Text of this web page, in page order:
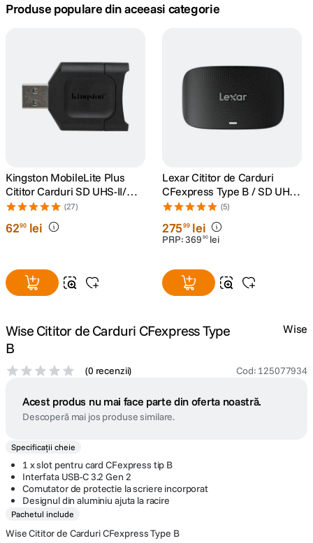
lavaliera
7. card memorie
ulanzi
10. godox
Produse populare din aceeasi categorie
Kingston MobileLite Plus
Cititor Carduri SD UHS-II/
UHS-I
(27)
6290 lei
Lexar Cititor de Carduri
CFexpress Type B / SD UHS-
II USB 3.2 Gen2
(5)
27599 lei
PRP:369 90 lei
Wise Cititor de Carduri CFexpress Type
B
(0 recenzii) Cod: 125077934
Wise
Acest produs nu mai face parte din oferta noastră.
Descoperă mai jos produse similare.
Specificații cheie
1 x slot pentru card CFexpress tip B
Interfata USB-C 3.2 Gen 2
Comutator de protectie la scriere incorporat
Designul din aluminiu ajuta la racire
Pachetul include
Wise Cititor de Carduri CFexpress Type B